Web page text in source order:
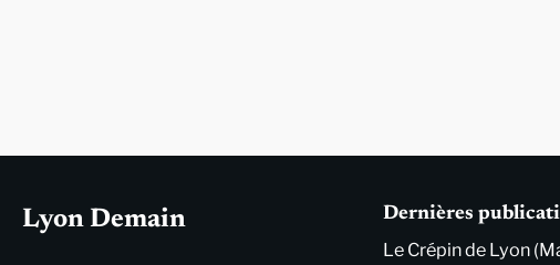
Lyon Demain Dernières
Le Crépin de Lyon